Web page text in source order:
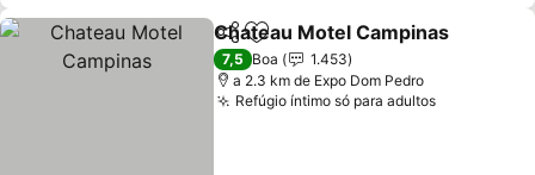
PartilharAdicionar aos favoritos
Chateau Motel Campinas
7,5 Boa
1.453
a 2.3 km de Expo Dom Pedro
Refúgio íntimo só para adultos